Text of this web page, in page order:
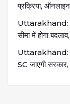
प्रक्रिया,
Uttarakhand:
सीमा में होगा
Uttarakhand:
SC जाएगी